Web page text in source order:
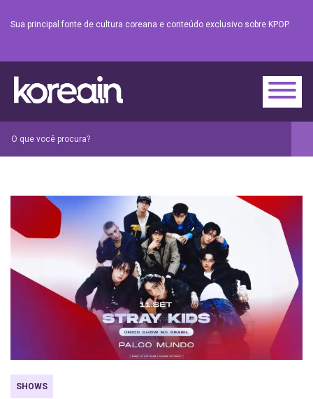
Sua principal fonte de cultura coreana e conteúdo exclusivo sobre KPOP.
SHOWS